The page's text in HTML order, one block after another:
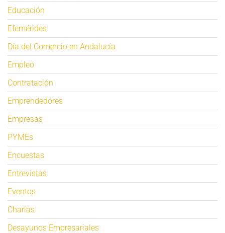
Educación
Efemérides
Día del Comercio en Andalucía
Empleo
Contratación
Emprendedores
Empresas
PYMEs
Encuestas
Entrevistas
Eventos
Charlas
Desayunos Empresariales